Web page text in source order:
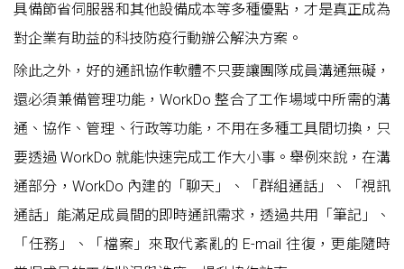
具備節省伺服器和其他設備成本等多種優點，才是真正成為
對企業有助益的科技防疫行動辦公解決方案。
除此之外，好的通訊協作軟體不只要讓團隊成員溝通無礙，
還必須兼備管理功能，WorkDo 整合了工作場域中所需的溝
通、協作、管理、行政等功能，不用在多種工具間切換，只
要透過 WorkDo 就能快速完成工作大小事。舉例來說，在溝
通部分，WorkDo 內建的「聊天」、「群組通話」、「視訊
通話」能滿足成員間的即時通訊需求，透過共用「筆記」、
「任務」、「檔案」來取代紊亂的 E-mail 往復，更能隨時